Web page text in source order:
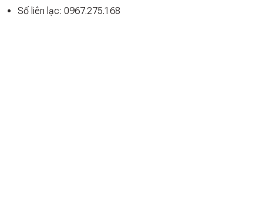
Số liên lạc: 0967.275.168